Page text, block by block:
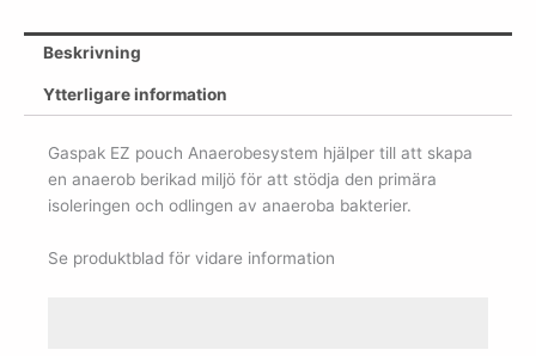
Beskrivning
Ytterligare information
Gaspak EZ pouch Anaerobesystem hjälper till att skapa
en anaerob berikad miljö för att stödja den primära
isoleringen och odlingen av anaeroba bakterier.
Se produktblad för vidare information